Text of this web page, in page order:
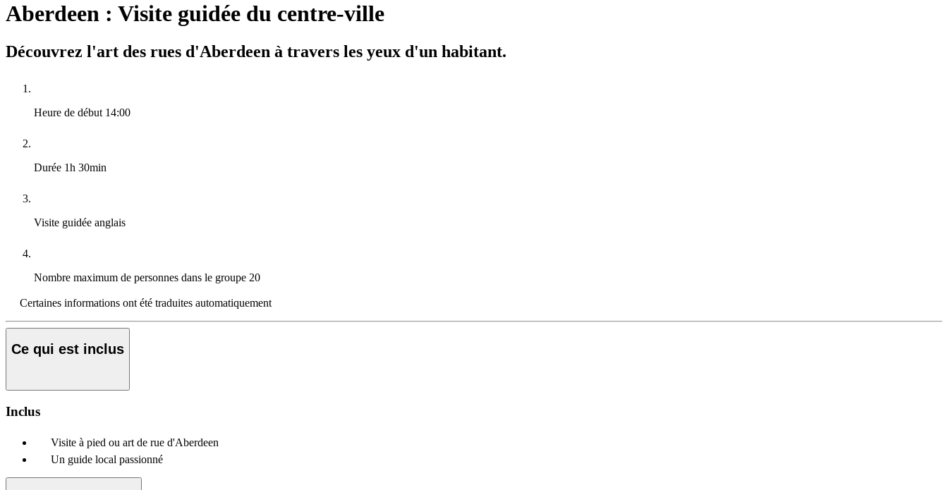
Aberdeen : Visite guidée du centre-ville
Découvrez l'art des rues d'Aberdeen à travers les yeux d'un habitant.
Heure de début 14:00
Durée 1h 30min
Visite guidée anglais
Nombre maximum de personnes dans le groupe 20
Certaines informations ont été traduites automatiquement
Ce qui est inclus
Inclus
Visite à pied ou art de rue d'Aberdeen
Un guide local passionné